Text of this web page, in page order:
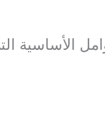
الأساسية